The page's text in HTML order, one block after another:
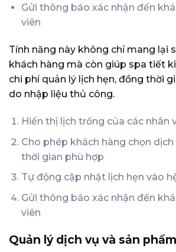
Gửi thông báo xác nhận đến
viên
Tính năng này không chỉ mang lại
khách hàng mà còn giúp spa tiết
chi phí quản lý lịch hẹn, đồng thời
do nhập liệu thủ công.
Hiển thị lịch trống của các nhân
Cho phép khách hàng chọn dịch
thời gian phù hợp
Tự động cập nhật lịch hẹn vào
Gửi thông báo xác nhận đến
viên
Quản lý dịch vụ và sản phẩm